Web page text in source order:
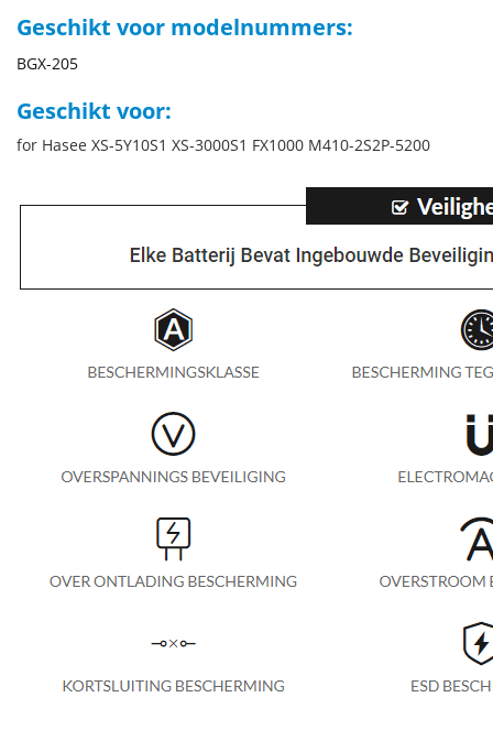
Geschikt voor modelnummers:
BGX-205
Geschikt voor:
for Hasee XS-5Y10S1 XS-3000S1 FX1000 M410-2S2P-5200